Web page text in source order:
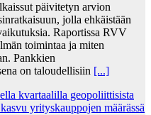
päivitetyn arvion
jolla ehkäistään
Raportissa RVV
toimintaa ja miten
Pankkien
on taloudellisiin [...]
kvartaalilla geopoliittisista
yrityskauppojen määrässä